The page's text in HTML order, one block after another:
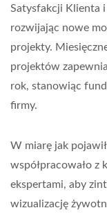
Satysfakcji Klienta i
rozwijając nowe
projekty.
projektów
rok, stanowiąc
firmy.
W miarę jak
współpracowało z
ekspertami, aby
wizualizację